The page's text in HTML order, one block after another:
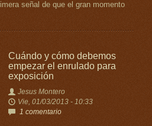
señal de que el gran momento
Cuándo y cómo debemos
empezar el enrulado para
exposición
Jesus Montero
Vie, 01/03/2013 - 10:33
1 comentario